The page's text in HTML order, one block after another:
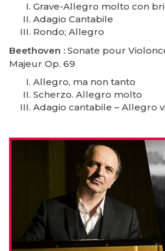
Grave-Allegro molto con
Adagio Cantabile
Rondo; Allegro
Beethoven : Sonate pour
Majeur Op. 69
Allegro, ma non tanto
Scherzo. Allegro molto
Adagio cantabile – Allegro